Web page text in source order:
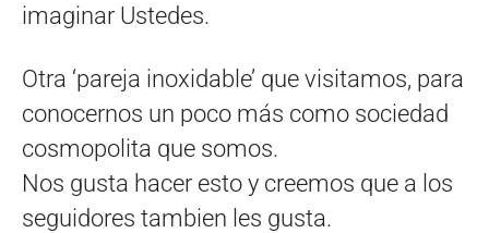
imaginar Ustedes.
Otra ‘pareja inoxidable’ que visitamos, para
conocernos un poco más como sociedad
cosmopolita que somos.
Nos gusta hacer esto y creemos que a los
seguidores tambien les gusta.